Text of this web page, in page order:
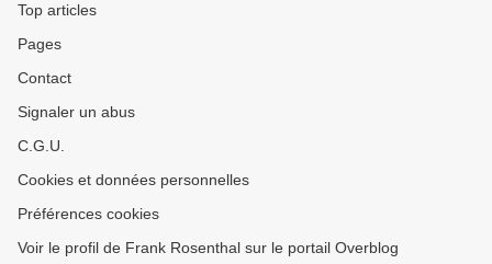
Top articles
Pages
Contact
Signaler un abus
C.G.U.
Cookies et données personnelles
Préférences cookies
Voir le profil de Frank Rosenthal sur le portail Overblog